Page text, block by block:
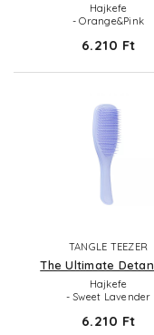
Hajkefe
- Orange&Pink
6.210 Ft
TANGLE TEEZER
The Ultimate
Hajkefe
- Sweet Lavender
6.210 Ft